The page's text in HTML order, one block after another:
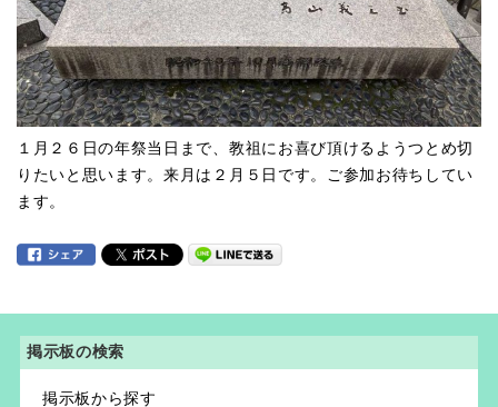
１月２６日の年祭当日まで、教祖にお喜び頂けるようつとめ切
りたいと思います。来月は２月５日です。ご参加お待ちしてい
ます。
掲示板の検索
掲示板から探す